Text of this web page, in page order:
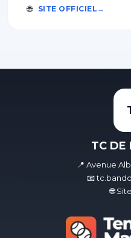
🌐 SITE OFFICIEL
TC DE
📍 Avenue
📧
🌐